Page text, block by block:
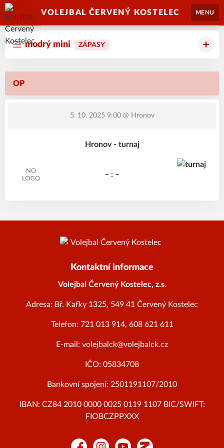
VOLEJBAL ČERVENÝ KOSTELEC MENU
modrý mini ZÁPASY
OP
5. 10. 2025 9:00@ Hronov
Hronov - turnaj
– : –
Kontaktní informace
Volejbal Červený Kostelec, z.s.
Adresa: Bř. Kafky 1325, 549 41 Červený Kostelec
Telefon: 721 013 914, 608 621 611
E-mail: volejbalck@volejbalck.cz
IČO: 05834708
Bankovní spojení: 2501191107/2010
IBAN: CZ84 2010 0000 0025 0119 1107 BIC/SWIFT:
FIOBCZPPXXX